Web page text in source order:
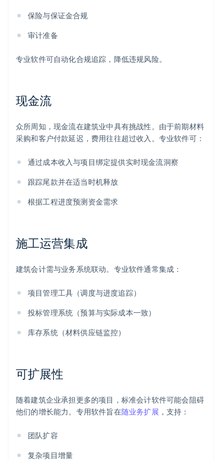
保险与保证金合规
审计准备
专业软件可自动化合规追踪，降低违规风险。
现金流
众所周知，现金流在建筑业中具有挑战性。由于前期材料
采购和客户付款延迟，费用往往超过收入。专业软件可：
通过成本收入与项目绑定提供实时现金流洞察
跟踪尾款并在适当时机释放
根据工程进度预测资金需求
施工运营集成
建筑会计需与业务系统联动。专业软件通常集成：
项目管理工具（调度与进度追踪）
投标管理系统（预算与实际成本一致）
库存系统（材料供应链监控）
可扩展性
随着建筑企业承担更多的项目，标准会计软件可能会阻碍
他们的增长能力。专用软件旨在随业务扩展 ，支持：
团队扩容
复杂项目增量